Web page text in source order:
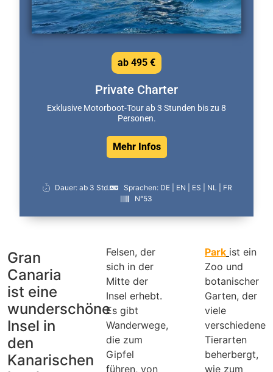
Private Charter
Exklusive Motorboot-Tour ab 3 Stunden bis zu 8
Personen.
Mehr Infos
ab 495 €
Dauer: ab 3 Std.
Sprachen: DE | EN | ES | NL | FR
N°53
Gran
Canaria
ist eine
wunderschöne
Insel in
den
Kanarischen
Felsen, der
sich in der
Mitte der
Insel erhebt.
Es gibt
Wanderwege,
die zum
Gipfel
führen, von
Park ist ein
Zoo und
botanischer
Garten, der
viele
verschiedene
Tierarten
beherbergt,
wie zum